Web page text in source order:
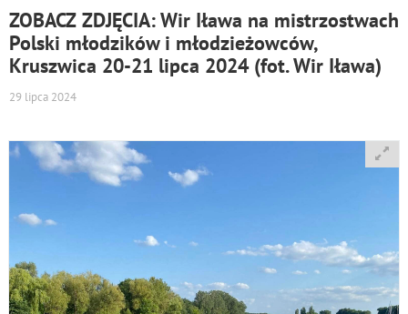
ZOBACZ ZDJĘCIA: Wir Iława na mistrzostwach
Polski młodzików i młodzieżowców,
Kruszwica 20-21 lipca 2024 (fot. Wir Iława)
29 lipca 2024